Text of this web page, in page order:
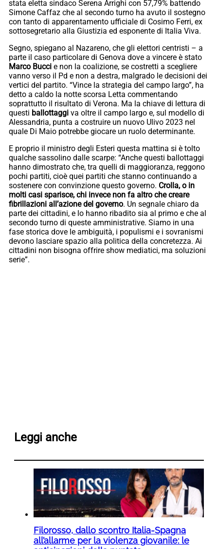
stata eletta sindaco Serena Arrighi con 57,79% battendo
Simone Caffaz che al secondo turno ha avuto il sostegno
con tanto di apparentamento ufficiale di Cosimo Ferri, ex
sottosegretario alla Giustizia ed esponente di Italia Viva.
Segno, spiegano al Nazareno, che gli elettori centristi – a
parte il caso particolare di Genova dove a vincere è stato
Marco Bucci e non la coalizione, se costretti a scegliere
vanno verso il Pd e non a destra, malgrado le decisioni dei
vertici del partito. “Vince la strategia del campo largo”, ha
detto a caldo la notte scorsa Letta commentando
soprattutto il risultato di Verona. Ma la chiave di lettura di
questi ballottaggi va oltre il campo largo e, sul modello di
Alessandria, punta a costruire un nuovo Ulivo 2023 nel
quale Di Maio potrebbe giocare un ruolo determinante.
E proprio il ministro degli Esteri questa mattina si è tolto
qualche sassolino dalle scarpe: “Anche questi ballottaggi
hanno dimostrato che, tra quelli di maggioranza, reggono
pochi partiti, cioè quei partiti che stanno continuando a
sostenere con convinzione questo governo. Crolla, o in
molti casi sparisce, chi invece non fa altro che creare
fibrillazioni all’azione del governo. Un segnale chiaro da
parte dei cittadini, e lo hanno ribadito sia al primo e che al
secondo turno di queste amministrative. Siamo in una
fase storica dove le ambiguità, i populismi e i sovranismi
devono lasciare spazio alla politica della concretezza. Ai
cittadini non bisogna offrire show mediatici, ma soluzioni
serie”.
Leggi anche
Filorosso, dallo scontro Italia-Spagna
all’allarme per la violenza giovanile: le